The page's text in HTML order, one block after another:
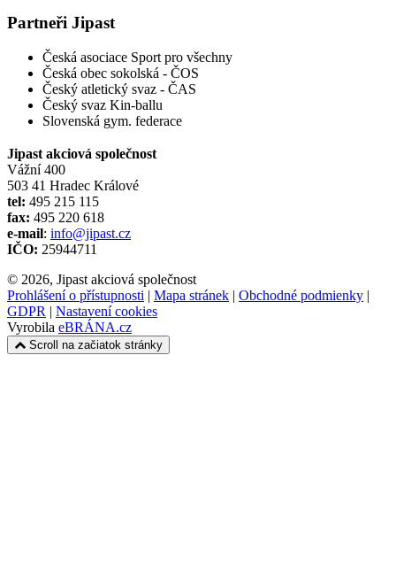
Partneři Jipast
Česká asociace Sport pro všechny
Česká obec sokolská - ČOS
Český atletický svaz - ČAS
Český svaz Kin-ballu
Slovenská gym. federace
Jipast akciová společnost
Vážní 400
503 41 Hradec Králové
tel: 495 215 115
fax: 495 220 618
e-mail: info@jipast.cz
IČO: 25944711
© 2026, Jipast akciová společnost
Prohlášení o přístupnosti | Mapa stránek | Obchodné podmienky |
GDPR | Nastavení cookies
Vyrobila eBRÁNA.cz
Scroll na začiatok stránky